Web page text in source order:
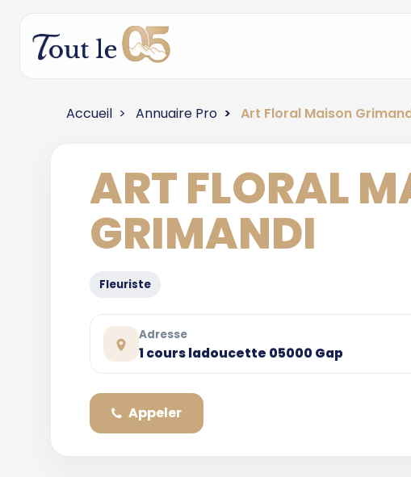
Accueil Annuaire Pro Art Floral Maison
ART FLORAL
GRIMANDI
Fleuriste
Adresse
1 cours ladoucette 05000 Gap
Appeler